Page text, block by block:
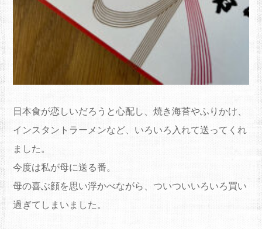
日本食が恋しいだろうと心配し、焼き海苔やふりかけ、
インスタントラーメンなど、いろいろ入れて送ってくれ
ました。
今度は私が母に送る番。
母の喜ぶ顔を思い浮かべながら、ついついいろいろ買い
過ぎてしまいました。